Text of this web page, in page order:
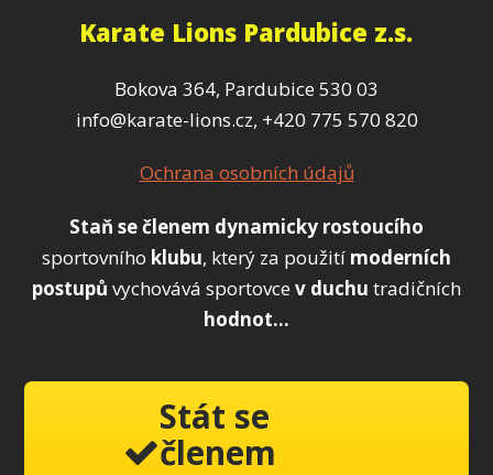
Karate Lions Pardubice z.s.
Bokova 364, Pardubice 530 03
info@karate-lions.cz, +420 775 570 820
Ochrana osobních údajů
Staň se členem dynamicky rostoucího
sportovního klubu, který za použití moderních
postupů vychovává sportovce v duchu tradičních
hodnot...
Stát se
členem